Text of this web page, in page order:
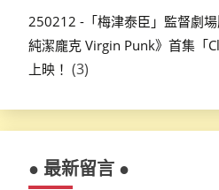
250212 -「梅津泰臣」監督劇
純潔龐克 Virgin Punk》首集「
上映！ (3)
● 最新留言 ●